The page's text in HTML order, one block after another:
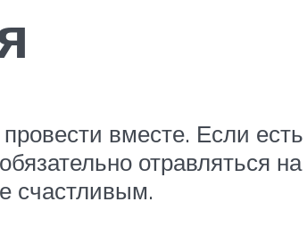
вместе. Если
отравляться на
счастливым.